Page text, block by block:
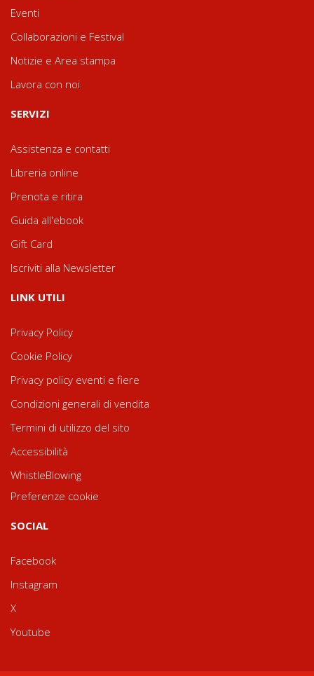
Eventi
Collaborazioni e Festival
Notizie e Area stampa
Lavora con noi
SERVIZI
Assistenza e contatti
Libreria online
Prenota e ritira
Guida all'ebook
Gift Card
Iscriviti alla Newsletter
LINK UTILI
Privacy Policy
Cookie Policy
Privacy policy eventi e fiere
Condizioni generali di vendita
Termini di utilizzo del sito
Accessibilità
WhistleBlowing
Preferenze cookie
SOCIAL
Facebook
Instagram
X
Youtube